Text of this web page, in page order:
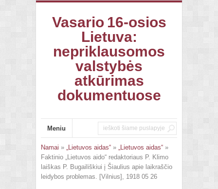
Vasario 16-osios
Lietuva:
nepriklausomos
valstybės
atkūrimas
dokumentuose
Meniu
Namai » „Lietuvos aidas“ » „Lietuvos aidas“ »
Faktinio „Lietuvos aido“ redaktoriaus P. Klimo
laiškas P. Bugailiškiui į Šiaulius apie laikraščio
leidybos problemas. [Vilnius], 1918 05 26